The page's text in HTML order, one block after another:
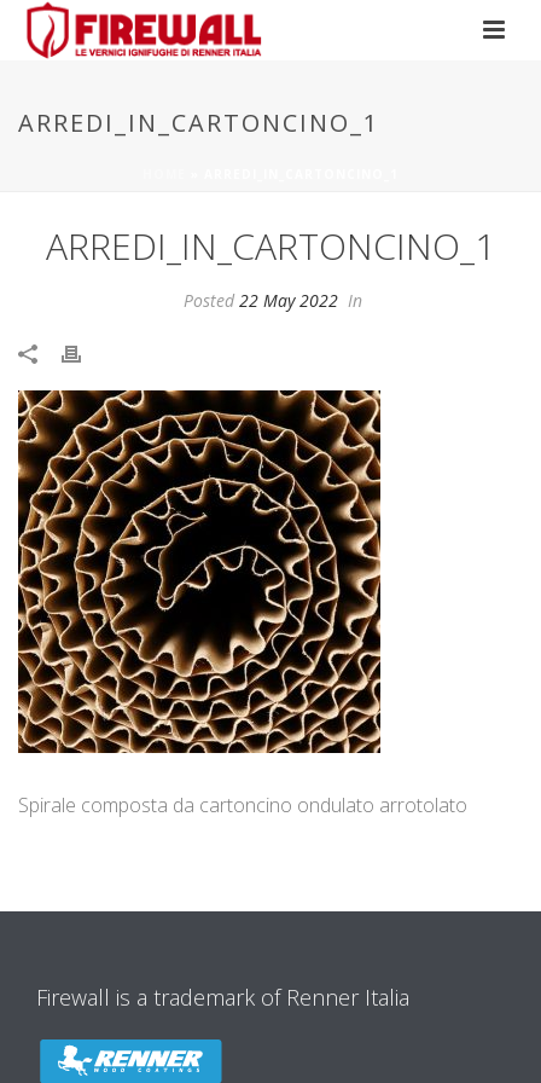
ARREDI_IN_CARTONCINO_1
ARREDI_IN_CARTONCINO_1
Posted 22 May 2022 In
Spirale composta da cartoncino ondulato arrotolato
Firewall is a trademark of Renner Italia